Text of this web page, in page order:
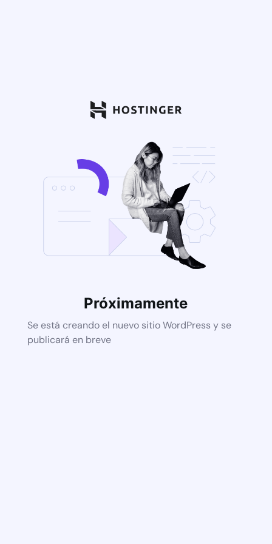
Próximamente
Se está creando el nuevo sitio WordPress y se
publicará en breve